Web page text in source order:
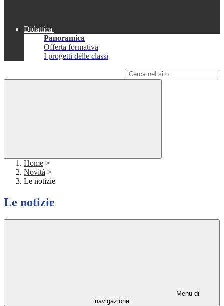
Didattica
Panoramica
Offerta formativa
I progetti delle classi
Home >
Novità >
Le notizie
Le notizie
Menu di
navigazione